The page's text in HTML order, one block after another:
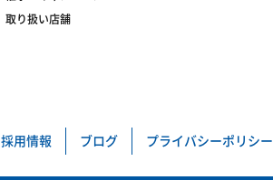
取り扱い店舗
採用情報 ブログ プライバシーポリシー